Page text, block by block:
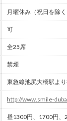
月曜休み（祝日を除く
可
全25席
禁煙
東急線池尻大橋駅よ
http://www.smile-
昼1300円、1700円、